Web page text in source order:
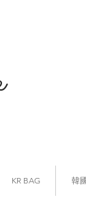
KR BAG 韓